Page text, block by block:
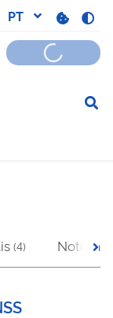
(4) Notícias